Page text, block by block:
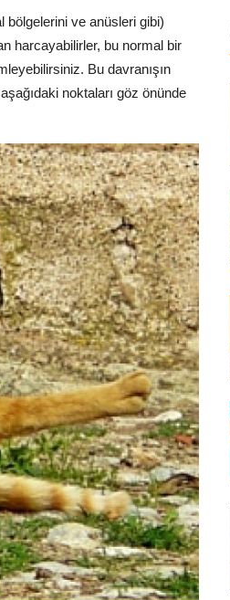
bölgelerini ve anüsleri gibi)
harcayabilirler, bu normal bir
Bu davranışın
noktaları göz önünde